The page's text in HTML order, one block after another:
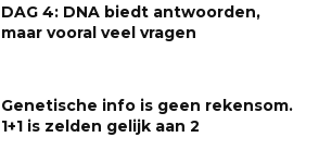
DAG 4: DNA biedt antwoorden,
maar vooral veel vragen
Genetische info is geen rekensom.
1+1 is zelden gelijk aan 2